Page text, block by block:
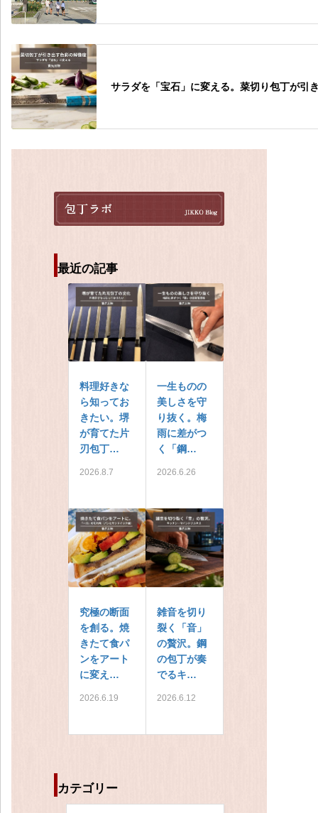
サラダを「宝石」に変える。菜切り包丁が引
最近の記事
料理好きな
ら知ってお
きたい。堺
が育てた片
刃包丁…
2026.8.7
一生ものの
美しさを守
り抜く。梅
雨に差がつ
く「鋼…
2026.6.26
究極の断面
を創る。焼
きたて食パ
ンをアート
に変え…
2026.6.19
雑音を切り
裂く「音」
の贅沢。鋼
の包丁が奏
でるキ…
2026.6.12
カテゴリー